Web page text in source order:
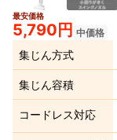
最安価格
5,790円 中価格
集じん方式
集じん容積
コードレス対応